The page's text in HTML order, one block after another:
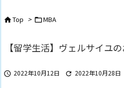
Top > MBA
【留学生活】ヴェルサイユ
 2022年10月12日  2022年10月28日